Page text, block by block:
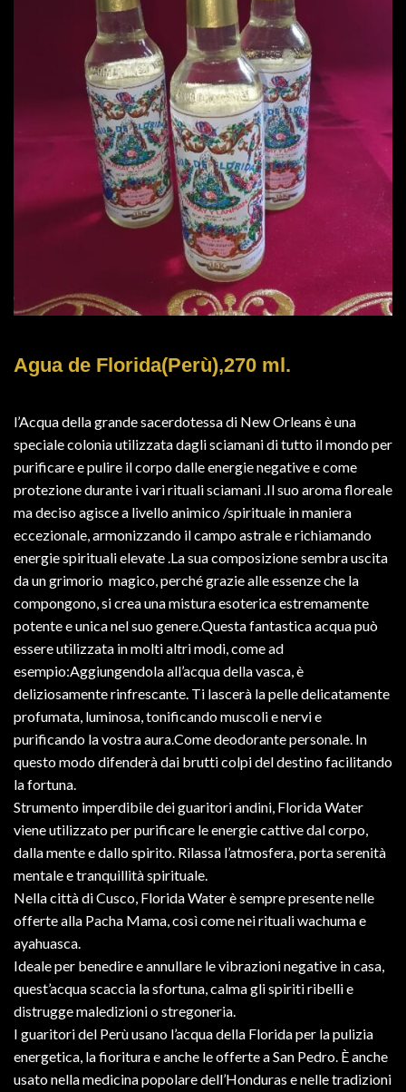
Agua de Florida(Perù),270 ml.
l’Acqua della grande sacerdotessa di New Orleans è una
speciale colonia utilizzata dagli sciamani di tutto il mondo per
purificare e pulire il corpo dalle energie negative e come
protezione durante i vari rituali sciamani .Il suo aroma floreale
ma deciso agisce a livello animico /spirituale in maniera
eccezionale, armonizzando il campo astrale e richiamando
energie spirituali elevate .La sua composizione sembra uscita
da un grimorio magico, perché grazie alle essenze che la
compongono, si crea una mistura esoterica estremamente
potente e unica nel suo genere.Questa fantastica acqua può
essere utilizzata in molti altri modi, come ad
esempio:Aggiungendola all’acqua della vasca, è
deliziosamente rinfrescante. Ti lascerà la pelle delicatamente
profumata, luminosa, tonificando muscoli e nervi e
purificando la vostra aura.Come deodorante personale. In
questo modo difenderà dai brutti colpi del destino facilitando
la fortuna.
Strumento imperdibile dei guaritori andini, Florida Water
viene utilizzato per purificare le energie cattive dal corpo,
dalla mente e dallo spirito. Rilassa l’atmosfera, porta serenità
mentale e tranquillità spirituale.
Nella città di Cusco, Florida Water è sempre presente nelle
offerte alla Pacha Mama, così come nei rituali wachuma e
ayahuasca.
Ideale per benedire e annullare le vibrazioni negative in casa,
quest’acqua scaccia la sfortuna, calma gli spiriti ribelli e
distrugge maledizioni o stregoneria.
I guaritori del Perù usano l’acqua della Florida per la pulizia
energetica, la fioritura e anche le offerte a San Pedro. È anche
usato nella medicina popolare dell’Honduras e nelle tradizioni